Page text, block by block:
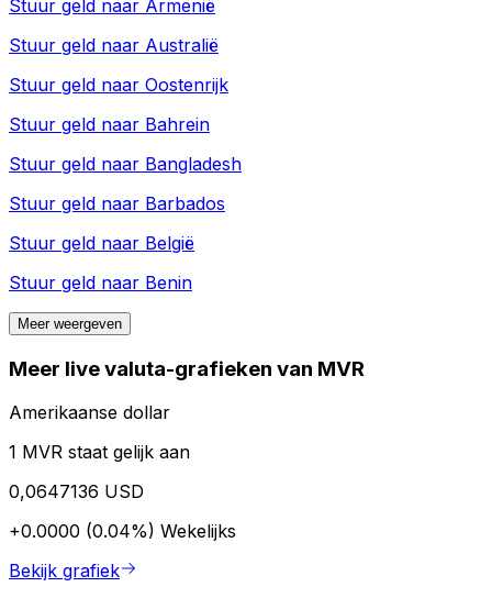
Stuur geld naar Armenië
Stuur geld naar Australië
Stuur geld naar Oostenrijk
Stuur geld naar Bahrein
Stuur geld naar Bangladesh
Stuur geld naar Barbados
Stuur geld naar België
Stuur geld naar Benin
Meer weergeven
Meer live valuta-grafieken van MVR
Amerikaanse dollar
1 MVR staat gelijk aan
0,0647136 USD
+0.0000 (0.04%) Wekelijks
Bekijk grafiek